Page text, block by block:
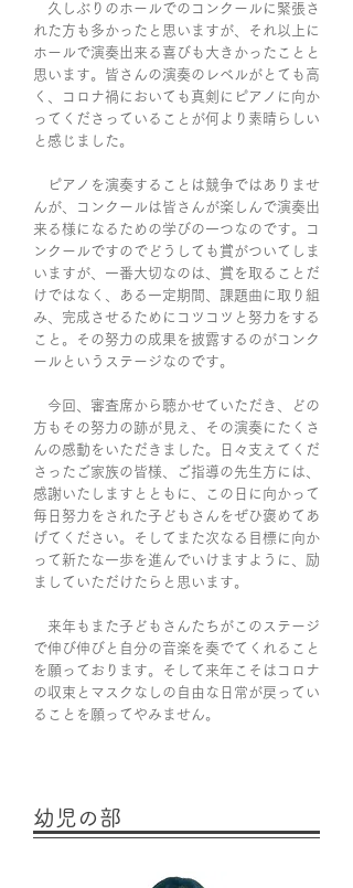
久しぶりのホールでのコンクールに緊張さ
れた方も多かったと思いますが、それ以上に
ホールで演奏出来る喜びも大きかったことと
思います。皆さんの演奏のレベルがとても高
く、コロナ禍においても真剣にピアノに向か
ってくださっていることが何より素晴らしい
と感じました。
ピアノを演奏することは競争ではありませ
んが、コンクールは皆さんが楽しんで演奏出
来る様になるための学びの一つなのです。コ
ンクールですのでどうしても賞がついてしま
いますが、一番大切なのは、賞を取ることだ
けではなく、ある一定期間、課題曲に取り組
み、完成させるためにコツコツと努力をする
こと。その努力の成果を披露するのがコンク
ールというステージなのです。
今回、審査席から聴かせていただき、どの
方もその努力の跡が見え、その演奏にたくさ
んの感動をいただきました。日々支えてくだ
さったご家族の皆様、ご指導の先生方には、
感謝いたしますとともに、この日に向かって
毎日努力をされた子どもさんをぜひ褒めてあ
げてください。そしてまた次なる目標に向か
って新たな一歩を進んでいけますように、励
ましていただけたらと思います。
来年もまた子どもさんたちがこのステージ
で伸び伸びと自分の音楽を奏でてくれること
を願っております。そして来年こそはコロナ
の収束とマスクなしの自由な日常が戻ってい
ることを願ってやみません。
幼児の部